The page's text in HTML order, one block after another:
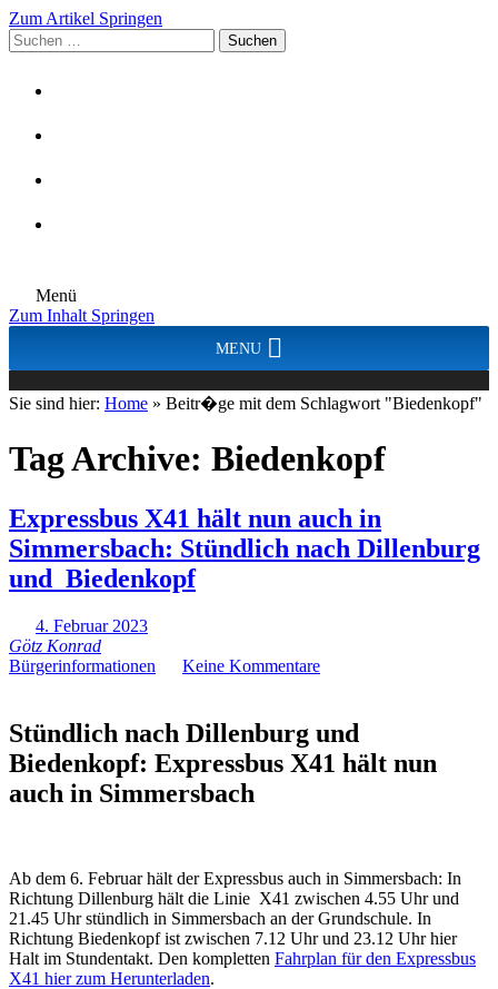
Zum Artikel Springen
Suchen
nach:
Menü
Zum Inhalt Springen
MENU
Sie sind hier: Home » Beitr�ge mit dem Schlagwort "Biedenkopf"
Tag Archive: Biedenkopf
Expressbus X41 hält nun auch in
Simmersbach: Stündlich nach Dillenburg
und Biedenkopf
4. Februar 2023
Götz Konrad
Bürgerinformationen
Keine Kommentare
Stündlich nach Dillenburg und
Biedenkopf: Expressbus X41 hält nun
auch in Simmersbach
Ab dem 6. Februar hält der Expressbus auch in Simmersbach: In
Richtung Dillenburg hält die Linie X41 zwischen 4.55 Uhr und
21.45 Uhr stündlich in Simmersbach an der Grundschule. In
Richtung Biedenkopf ist zwischen 7.12 Uhr und 23.12 Uhr hier
Halt im Stundentakt. Den kompletten Fahrplan für den Expressbus
X41 hier zum Herunterladen.